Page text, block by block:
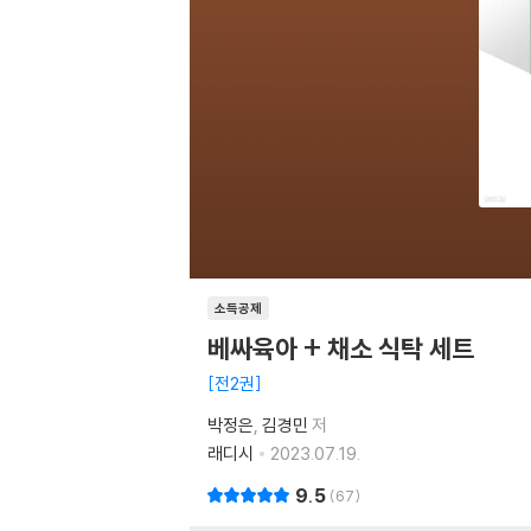
소득공제
베싸육아 + 채소 식탁 세트
전2권
박정은 김경민 저
래디시
2023.07.19.
9.5 67